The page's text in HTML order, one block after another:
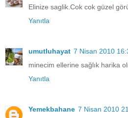
Elinize saglik.Cok cok güzel
Yanıtla
umutluhayat 7 Nisan 2010
minecim ellerine sağlık harika
Yanıtla
Yemekbahane 7 Nisan 2010